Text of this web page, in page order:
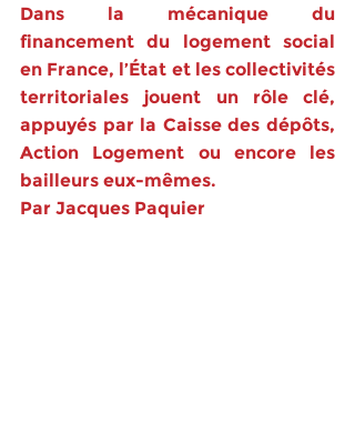
Dans la mécanique du
financement du logement social
en France, l’État et les collectivités
territoriales jouent un rôle clé,
appuyés par la Caisse des dépôts,
Action Logement ou encore les
bailleurs eux-mêmes.
Par Jacques Paquier